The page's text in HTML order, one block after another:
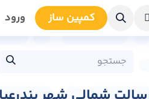
کمپین سا​​ز ورود